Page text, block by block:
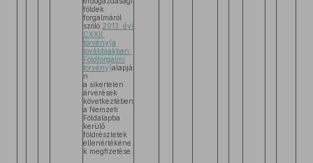
földek
forgalmáról
szóló 2013. évi
CXXII.
törvény(a
továbbiakban:
Földforgalmi
törvény)alapjá
n
a sikertelen
árverések
következtében
a Nemzeti
Földalapba
kerülő
földrészletek
ellenértékéne
k megfizetése.